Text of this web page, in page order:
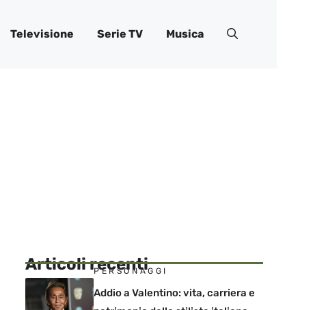
Televisione Serie TV Musica
Articoli recenti
PERSONAGGI
Addio a Valentino: vita, carriera e